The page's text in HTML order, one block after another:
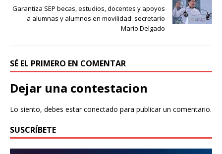
Garantiza SEP becas, estudios, docentes y apoyos
a alumnas y alumnos en movilidad: secretario
Mario Delgado
SÉ EL PRIMERO EN COMENTAR
Dejar una contestacion
Lo siento, debes estarconectado para publicar un comentario.
SUSCRÍBETE